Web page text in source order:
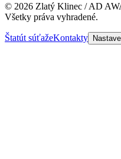
© 2026 Zlatý Klinec / AD
Všetky práva vyhradené.
Štatút súťažeKontakty